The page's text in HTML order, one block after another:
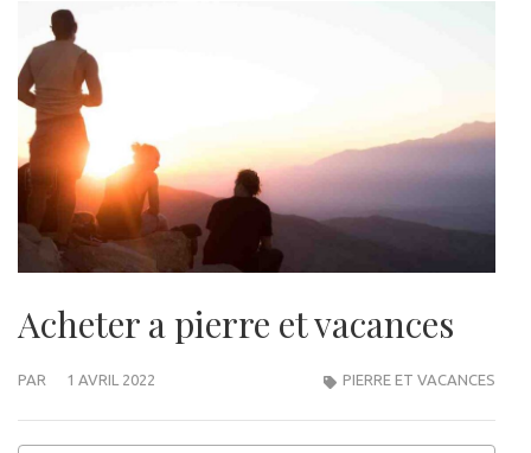
Acheter a pierre et vacances
PAR 1 AVRIL 2022 PIERRE ET VACANCES